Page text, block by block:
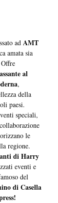
ad AMT
amata sia
al
,
della
paesi.
speciali,
le
regione.
di Harry
eventi e
del
di Casella